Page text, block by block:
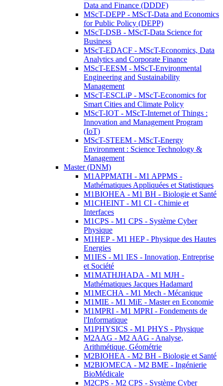
Data and Finance (DDDF)
MScT-DEPP - MScT-Data and Economics
for Public Policy (DEPP)
MScT-DSB - MScT-Data Science for
Business
MScT-EDACF - MScT-Economics, Data
Analytics and Corporate Finance
MScT-EESM - MScT-Environmental
Engineering and Sustainability
Management
MScT-ESCLiP - MScT-Economics for
Smart Cities and Climate Policy
MScT-IOT - MScT-Internet of Things :
Innovation and Management Program
(IoT)
MScT-STEEM - MScT-Energy
Environment : Science Technology &
Management
Master (DNM)
M1APPMATH - M1 APPMS -
Mathématiques Appliquées et Statistiques
M1BIOHEA - M1 BH - Biologie et Santé
M1CHEINT - M1 CI - Chimie et
Interfaces
M1CPS - M1 CPS - Système Cyber
Physique
M1HEP - M1 HEP - Physique des Hautes
Energies
M1IES - M1 IES - Innovation, Entreprise
et Société
M1MATHJHADA - M1 MJH -
Mathématiques Jacques Hadamard
M1MECHA - M1 Mech - Mécanique
M1MIE - M1 MiE - Master en Economie
M1MPRI - M1 MPRI - Fondements de
l'Informatique
M1PHYSICS - M1 PHYS - Physique
M2AAG - M2 AAG - Analyse,
Arithmétique, Géométrie
M2BIOHEA - M2 BH - Biologie et Santé
M2BIOMECA - M2 BME - Ingénierie
BioMédicale
M2CPS - M2 CPS - Système Cyber